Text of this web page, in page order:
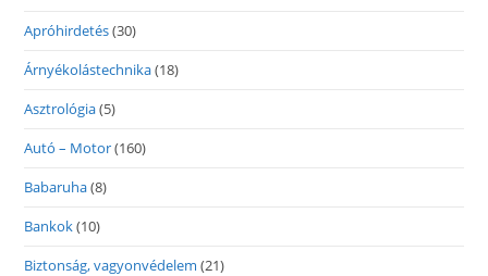
Apróhirdetés(30)
Árnyékolástechnika(18)
Asztrológia(5)
Autó – Motor(160)
Babaruha(8)
Bankok(10)
Biztonság, vagyonvédelem (21)